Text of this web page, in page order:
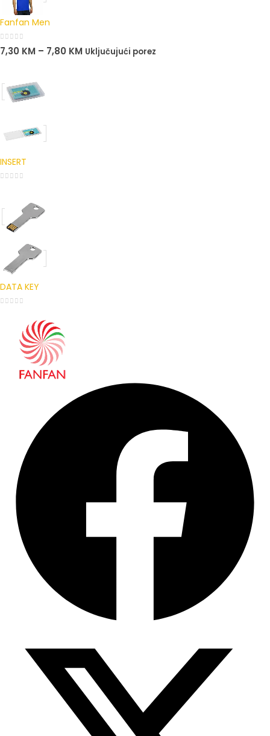
Fanfan Men
0out of 5
7,30 KM – 7,80 KM Uključujući porez
INSERT
DATA KEY